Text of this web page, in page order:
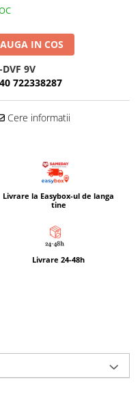
IN COS
DVF 9V
722338287
Cere informatii
Livrare la Easybox-ul de langa
tine
Livrare 24-48h